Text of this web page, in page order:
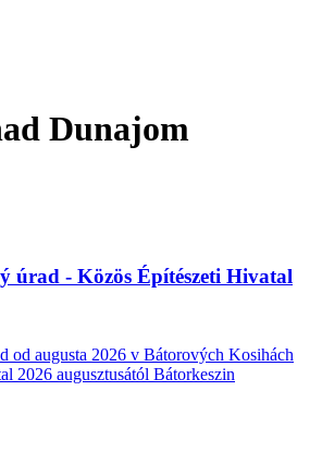
Dunajom
úrad - Közös Építészeti Hivatal
od augusta 2026 v Bátorových Kosihách
2026 augusztusától Bátorkeszin